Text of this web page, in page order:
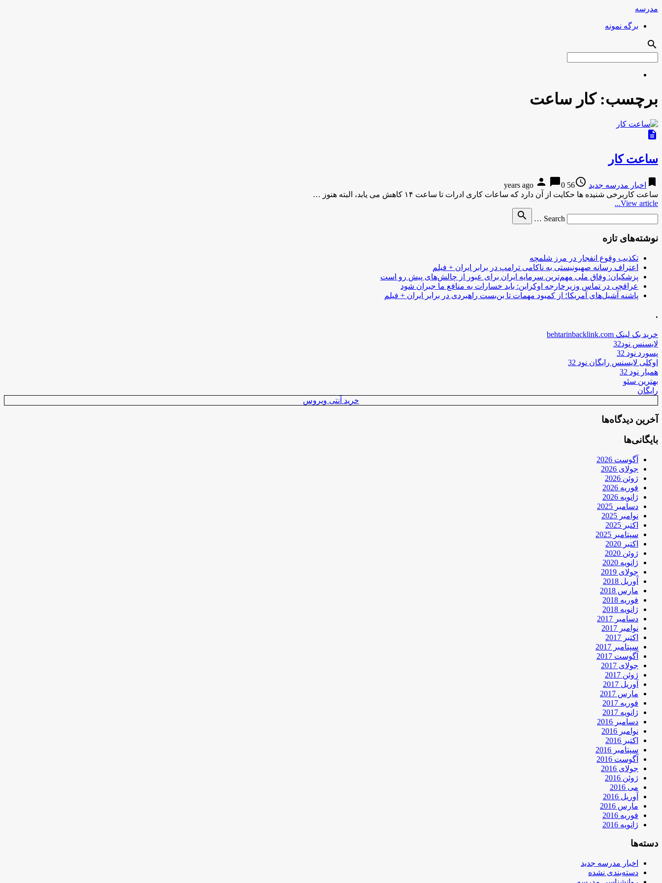
مدرسه
برگه نمونه
search
برچسب:کار ساعت
description
ساعت کار
bookmark اخبار مدرسه جدید access_time
56 years ago
person chat_bubble0
ساعت کاربرخی شنیده ها حکایت از آن دارد که ساعات کاری ادرات تا ساعت ۱۴ کاهش می یابد، البته هنوز …
View article...
Search …
search
نوشته‌های تازه
تکذیب وقوع انفجار در مرز شلمچه
اعتراف رسانه صهیونیستی به ناکامی ترامپ در برابر ایران + فیلم
پزشکیان: وفاق ملی مهم‌ترین سرمایه ایران برای عبور از چالش‌های پیش رو است
عراقچی در تماس وزیرخارجه اوکراین: باید خسارات به منافع ما جبران شود
پاشنه آشیل‌های آمریکا؛ از کمبود مهمات تا بن‌بست راهبردی در برابر ایران + فیلم
.
خرید بک لینک behtarinbacklink.com
لایسنس نود32
پسورد نود 32
اوکلی لایسنس رایگان نود 32
همیار نود 32
بهترین سئو
رایگان
خرید آنتی ویروس
آخرین دیدگاه‌ها
بایگانی‌ها
آگوست 2026
جولای 2026
ژوئن 2026
فوریه 2026
ژانویه 2026
دسامبر 2025
نوامبر 2025
اکتبر 2025
سپتامبر 2025
اکتبر 2020
ژوئن 2020
ژانویه 2020
جولای 2019
آوریل 2018
مارس 2018
فوریه 2018
ژانویه 2018
دسامبر 2017
نوامبر 2017
اکتبر 2017
سپتامبر 2017
آگوست 2017
جولای 2017
ژوئن 2017
آوریل 2017
مارس 2017
فوریه 2017
ژانویه 2017
دسامبر 2016
نوامبر 2016
اکتبر 2016
سپتامبر 2016
آگوست 2016
جولای 2016
ژوئن 2016
می 2016
آوریل 2016
مارس 2016
فوریه 2016
ژانویه 2016
دسته‌ها
اخبار مدرسه جدید
دسته‌بندی نشده